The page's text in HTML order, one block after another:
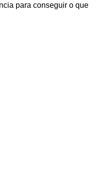
para conseguir o que